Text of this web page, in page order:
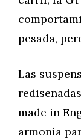
pesada,
Las
made in
armonía